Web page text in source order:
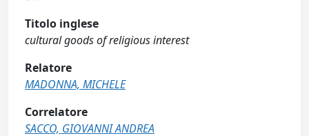
Titolo inglese
cultural goods of religious interest
Relatore
MADONNA, MICHELE
Correlatore
SACCO, GIOVANNI ANDREA